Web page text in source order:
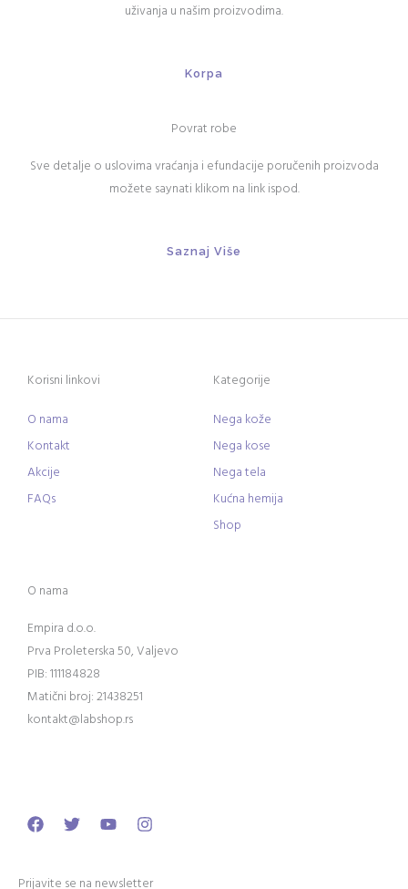
uživanja u našim proizvodima.
Korpa
Povrat robe
Sve detalje o uslovima vraćanja i efundacije poručenih proizvoda
možete saynati klikom na link ispod.
Saznaj Više
Korisni linkovi
O nama
Kontakt
Akcije
FAQs
Kategorije
Nega kože
Nega kose
Nega tela
Kućna hemija
Shop
O nama
Empira d.o.o.
Prva Proleterska 50, Valjevo
PIB: 111184828
Matični broj: 21438251
kontakt@labshop.rs
Facebook
TwitterYoutubeInstagram
Prijavite se na newsletter